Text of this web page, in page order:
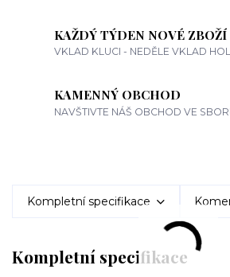
KAŽDÝ TÝDEN NOVÉ ZBOŽÍ
VKLAD KLUCI - NEDĚLE VKLAD
KAMENNÝ OBCHOD
NAVŠTIVTE NÁŠ OBCHOD VE
Kompletní specifikace
Kompletní specifikace